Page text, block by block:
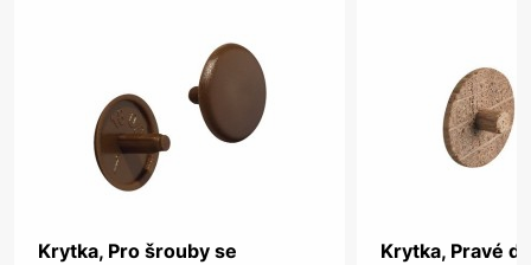
Krytka, Pro šrouby se
Krytka, Pravé